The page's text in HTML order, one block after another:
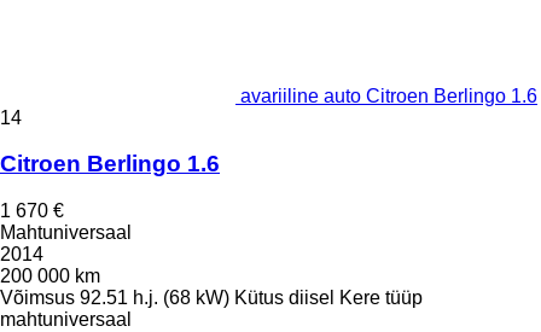
avariiline auto Citroen Berlingo 1.6
14
Citroen Berlingo 1.6
1 670 €
Mahtuniversaal
2014
200 000 km
Võimsus 92.51 h.j. (68 kW) Kütus diisel Kere tüüp
mahtuniversaal